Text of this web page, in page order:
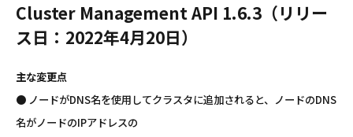
Cluster Management API 1.6.3（リリー
ス日：2022年4月20日）
主な変更点
● ノードがDNS名を使用してクラスタに追加されると、ノードのDNS
名がノードのIPアドレスの